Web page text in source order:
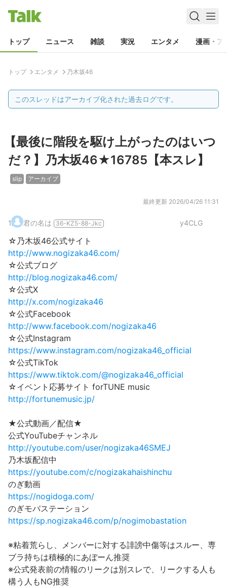
トップ ニュース 雑談 実況 エンタメ 漫画・ア
トップ エンタメ 乃木坂46
このスレッドはアーカイブ化された過去ログです。
【最後に階段を駆け上がったのはいつ
だ？】乃木坂46★16785【本スレ】
slip アーカイブ
最終更新 2026/04/26 11:31
1. 君の名は 36-KZ5-88-Jkc y4CLG
☆乃木坂46公式サイト
http://www.nogizaka46.com/
☆公式ブログ
http://blog.nogizaka46.com/
☆公式X
http://x.com/nogizaka46
☆公式Facebook
http://www.facebook.com/nogizaka46
☆公式Instagram
https://www.instagram.com/nogizaka46_official
☆公式TikTok
https://www.tiktok.com/@nogizaka46_official
☆イベント応募サイト forTUNE music
http://fortunemusic.jp/
★公式動画／配信★
公式YouTubeチャンネル
http://youtube.com/user/nogizaka46SMEJ
乃木坂配信中
https://youtube.com/c/nogizakahaishinchu
のぎ動画
https://nogidoga.com/
のぎモバステーション
https://sp.nogizaka46.com/p/nogimobastation
※粘着荒らし、メンバーに対する誹謗中傷等はスルー、専
ブラ持ちは積極的にあぼーん推奨
※公式発表前の情報のリークは別スレで、リークする人も
構う人もNG推奨